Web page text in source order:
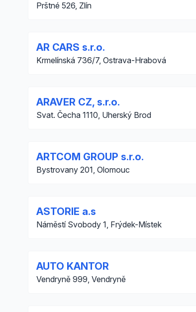
Prštné 526, Zlín
AR CARS s.r.o.
Krmelínská 736/7, Ostrava-Hrabová
ARAVER CZ, s.r.o.
Svat. Čecha 1110, Uherský Brod
ARTCOM GROUP s.r.o.
Bystrovany 201, Olomouc
ASTORIE a.s
Náměstí Svobody 1, Frýdek-Místek
AUTO KANTOR
Vendryně 999, Vendryně